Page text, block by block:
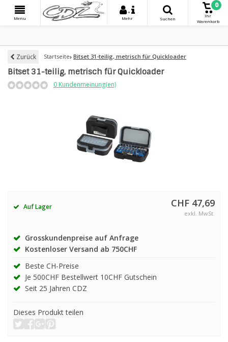
Menu
+
Mehr
Suchen
0
Ihr
Warenkorb
Zurück Startseite Bitset 31-teilig, metrisch für Quickloader
Bitset 31-teilig, metrisch für Quickloader
0 Kundenmeinung(en)
Auf Lager CHF 47,69
exkl. MwSt.
Grosskundenpreise auf Anfrage
Kostenloser Versand ab 750CHF
Beste CH-Preise
Je 500CHF Bestellwert 10CHF Gutschein
Seit 25 Jahren CDZ
Dieses Produkt teilen